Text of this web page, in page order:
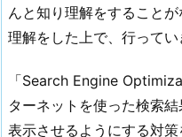
て
2.
E
対
んと知り理解をすること
理解をした上で、行ってい
「Search Engine
ターネットを使った検索
表示させるようにする対